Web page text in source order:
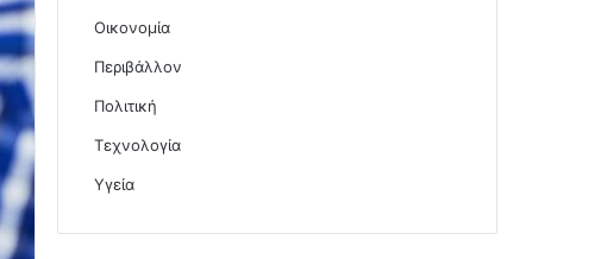
Οικονομία
Περιβάλλον
Πολιτική
Τεχνολογία
Υγεία